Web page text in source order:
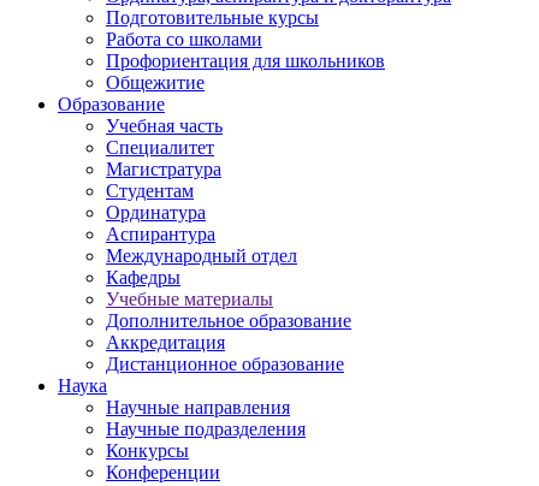
Подготовительные курсы
Работа со школами
Профориентация для школьников
Общежитие
Образование
Учебная часть
Специалитет
Магистратура
Студентам
Ординатура
Аспирантура
Международный отдел
Кафедры
Учебные материалы
Дополнительное образование
Аккредитация
Дистанционное образование
Наука
Научные направления
Научные подразделения
Конкурсы
Конференции